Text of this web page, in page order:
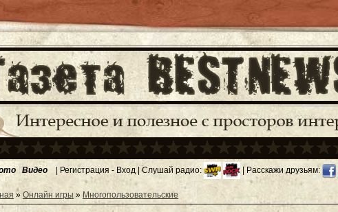
Видео | Регистрация - Вход | Слушай радио: | Расскажи друзьям:
» Онлайн игры » Многопользовательские